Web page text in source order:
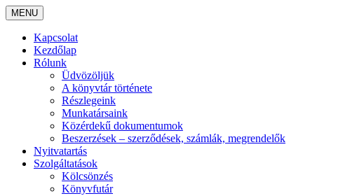
MENU
Kapcsolat
Kezdőlap
Rólunk
Üdvözöljük
A könyvtár története
Részlegeink
Munkatársaink
Közérdekű dokumentumok
Beszerzések – szerződések, számlák, megrendelők
Nyitvatartás
Szolgáltatások
Kölcsönzés
Könyvfutár